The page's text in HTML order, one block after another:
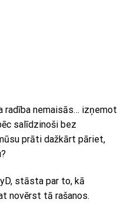
radība nemaisās… izņemot
salīdzinoši bez
prāti dažkārt pāriet,
stāsta par to, kā
novērst tā rašanos.